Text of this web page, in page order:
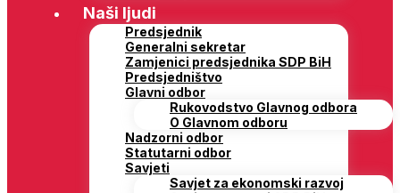
Naši ljudi
Predsjednik
Generalni sekretar
Zamjenici predsjednika SDP BiH
Predsjedništvo
Glavni odbor
Rukovodstvo Glavnog odbora
O Glavnom odboru
Nadzorni odbor
Statutarni odbor
Savjeti
Savjet za ekonomski razvoj